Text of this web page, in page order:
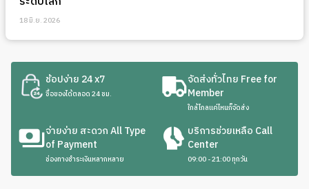
18 มิ.ย. 2026
ช้อปง่าย 24 x7
ซื้อของได้ตลอด 24 ชม.
จัดส่งทั่วไทย Free for
Member
ใกล้ไกลแค่ไหนก็จัดส่ง
จ่ายง่าย สะดวก All Type
of Payment
ช่องทางชำระเงินหลากหลาย
บริการช่วยเหลือ Call
Center
09:00 - 21:00 ทุกวัน